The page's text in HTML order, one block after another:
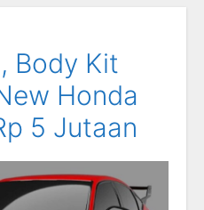
Body Kit
Honda
5 Jutaan